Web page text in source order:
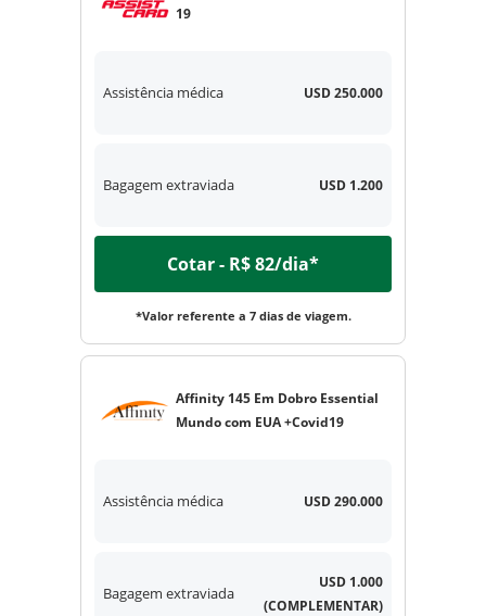
19
Assistência médica USD 250.000
Bagagem extraviada USD 1.200
Cotar - R$ 82/dia*
*Valor referente a 7 dias de viagem.
Affinity 145 Em Dobro Essential
Mundo com EUA +Covid19
Assistência médica USD 290.000
Bagagem extraviada
USD 1.000
(COMPLEMENTAR)